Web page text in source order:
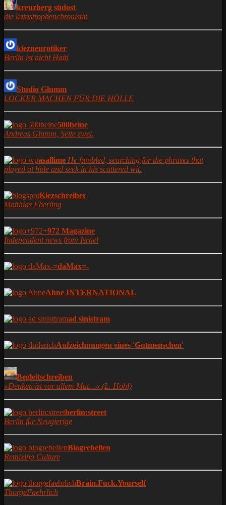
kreuzberg südost
die katastrophenchronistin
kiezneurotiker
Berlin ist nicht Haiti
Studio Glumm
LOCKER MACHEN FÜR DIE HÖLLE
500beine
Andreas Glumm, Seite zwei.
asallime He fumbled, searching for the phrases that
played at hide and seek in his scattered wit.
Kiezschreiber
Matthias Eberling
+972 Magazine
Independent news from Israel
-=daMax=-
Ahne INTERNATIONAL
ad sinistram
Aufzeichnungen eines 'Gutmenschen'
Begleitschreiben
»Denken ist vor allem Mut…« (L. Hohl)
berlin:street
Berlin für Neugierige
Blogrebellen
Remixing Culture
Brain.Fuck.Yourself
ThorgeFaehrlich